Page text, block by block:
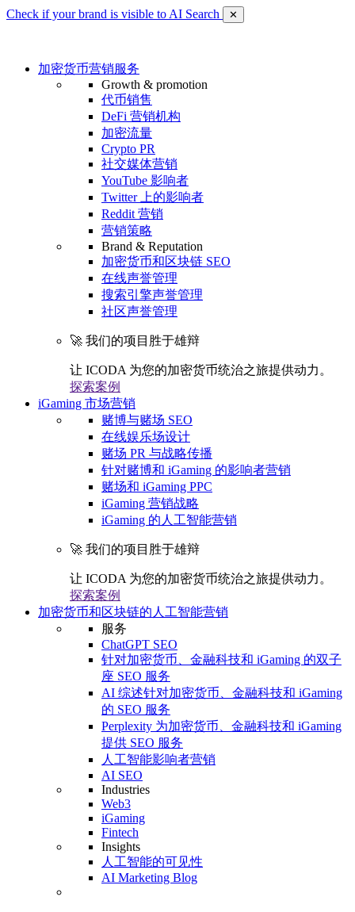
Check if your brand is visible to AI Search ✕
加密货币营销服务
Growth & promotion
代币销售
DeFi 营销机构
加密流量
Crypto PR
社交媒体营销
YouTube 影响者
Twitter 上的影响者
Reddit 营销
营销策略
Brand & Reputation
加密货币和区块链 SEO
在线声誉管理
搜索引擎声誉管理
社区声誉管理
🚀 我们的项目胜于雄辩
让 ICODA 为您的加密货币统治之旅提供动力。
探索案例
iGaming 市场营销
赌博与赌场 SEO
在线娱乐场设计
赌场 PR 与战略传播
针对赌博和 iGaming 的影响者营销
赌场和 iGaming PPC
iGaming 营销战略
iGaming 的人工智能营销
🚀 我们的项目胜于雄辩
让 ICODA 为您的加密货币统治之旅提供动力。
探索案例
加密货币和区块链的人工智能营销
服务
ChatGPT SEO
针对加密货币、金融科技和 iGaming 的双子
座 SEO 服务
AI 综述针对加密货币、金融科技和 iGaming
的 SEO 服务
Perplexity 为加密货币、金融科技和 iGaming
提供 SEO 服务
人工智能影响者营销
AI SEO
Industries
Web3
iGaming
Fintech
Insights
人工智能的可见性
AI Marketing Blog